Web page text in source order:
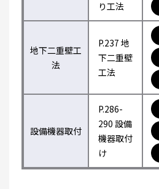
り工法
地下二重壁工
法
P.237 地
下二重壁
工法
設備機器取付
P.286-
290 設備
機器取付
け